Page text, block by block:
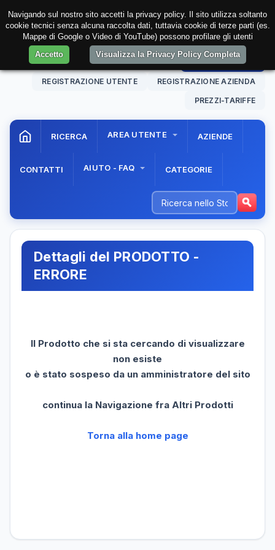
08 Aug. 202623:27:32 AREA RISERVATA
REGISTRAZIONE UTENTE REGISTRAZIONE AZIENDA
PREZZI-TARIFFE
RICERCA AREA UTENTE AZIENDE
CONTATTI AIUTO - FAQ CATEGORIE
Dettagli del PRODOTTO -
ERRORE
Il Prodotto che si sta cercando di visualizzare
non esiste
o è stato sospeso da un amministratore del sito
continua la Navigazione fra Altri Prodotti
Torna alla home page
Navigando sul nostro sito accetti la privacy policy. Il sito utilizza soltanto
cookie tecnici senza alcuna raccolta dati, tuttavia cookie di terze parti (es.
Mappe di Google o Video di YouTube) possono profilare gli utenti
Accetto
Visualizza la Privacy Policy Completa